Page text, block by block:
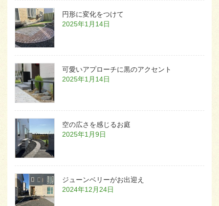
円形に変化をつけて
2025年1月14日
可愛いアプローチに黒のアクセント
2025年1月14日
空の広さを感じるお庭
2025年1月9日
ジューンベリーがお出迎え
2024年12月24日